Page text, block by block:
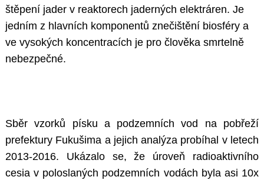
štěpení jader v reaktorech jaderných elektráren. Je
jedním z hlavních komponentů znečištění biosféry a
ve vysokých koncentracích je pro člověka smrtelně
nebezpečné.
Sběr vzorků písku a podzemních vod na pobřeží
prefektury Fukušima a jejich analýza probíhal v letech
2013-2016. Ukázalo se, že úroveň radioaktivního
cesia v poloslaných podzemních vodách byla asi 10x